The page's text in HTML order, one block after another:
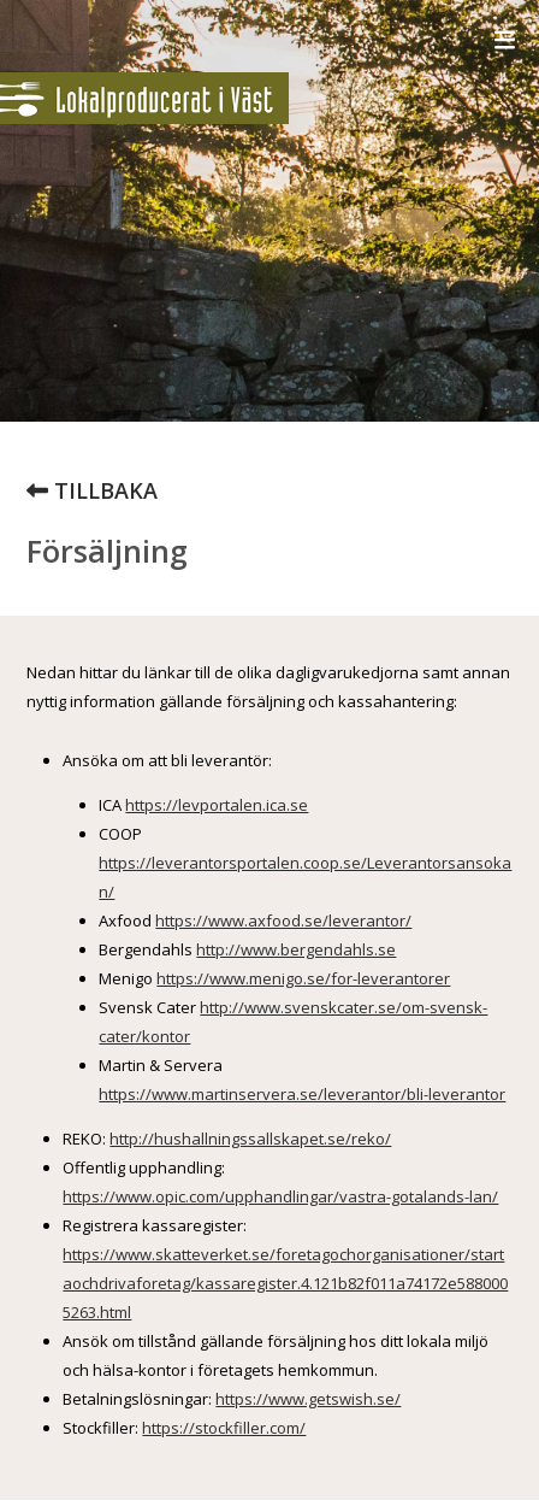
TILLBAKA
Försäljning
Nedan hittar du länkar till de olika dagligvarukedjorna samt annan
nyttig information gällande försäljning och kassahantering:
Ansöka om att bli leverantör:
ICAhttps://levportalen.ica.se
COOP
https://leverantorsportalen.coop.se/Leverantorsansoka
n/
Axfoodhttps://www.axfood.se/leverantor/
Bergendahlshttp://www.bergendahls.se
Menigohttps://www.menigo.se/for-leverantorer
Svensk Caterhttp://www.svenskcater.se/om-svensk-
cater/kontor
Martin & Servera
https://www.martinservera.se/leverantor/bli-leverantor
REKO:http://hushallningssallskapet.se/reko/
Offentlig upphandling:
https://www.opic.com/upphandlingar/vastra-gotalands-lan/
Registrera kassaregister:
https://www.skatteverket.se/foretagochorganisationer/start
aochdrivaforetag/kassaregister.4.121b82f011a74172e588000
5263.html
Ansök om tillstånd gällande försäljning hos ditt lokala miljö
och hälsa-kontor i företagets hemkommun.
Betalningslösningar:https://www.getswish.se/
Stockfiller:https://stockfiller.com/